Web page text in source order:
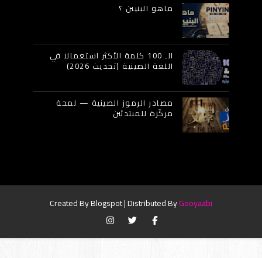
ماهو البنيين ؟
الـ 100 كلمة الأكثر استعمالا في
اللغة الصينية (تحديث 2026)
مصادر الرموز الصينية — لمحة
مركّزة للمبتدئين
Created ByBlogspot| Distributed ByGooyaabi